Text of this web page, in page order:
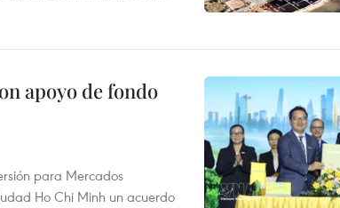
apoyo de fondo
para Mercados
Ho Chi Minh un acuerdo